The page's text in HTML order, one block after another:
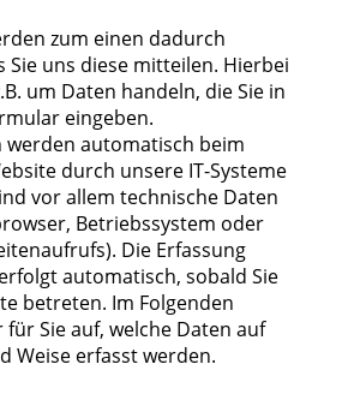
zum einen dadurch
Sie uns diese mitteilen. Hierbei
um Daten handeln, die Sie in
eingeben.
werden automatisch beim
durch unsere IT-Systeme
vor allem technische Daten
Betriebssystem oder
Die Erfassung
automatisch, sobald Sie
betreten. Im Folgenden
Sie auf, welche Daten auf
Weise erfasst werden.